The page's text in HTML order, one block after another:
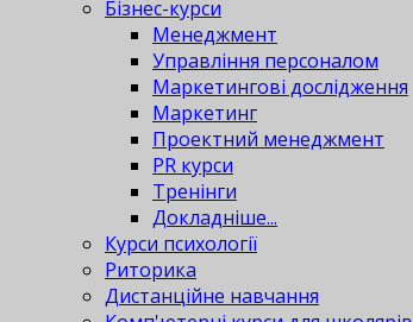
Бізнес-курси
Менеджмент
Управління персоналом
Маркетингові дослідження
Маркетинг
Проектний менеджмент
PR курси
Тренінги
Докладніше...
Курси психології
Риторика
Дистанційне навчання